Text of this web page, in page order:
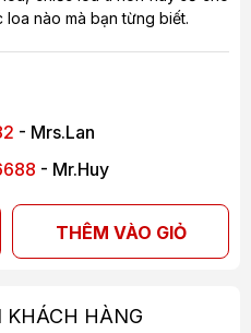
loa nào mà bạn từng biết.
- Mrs.Lan
- Mr.Huy
THÊM VÀO GIỎ
KHÁCH HÀNG